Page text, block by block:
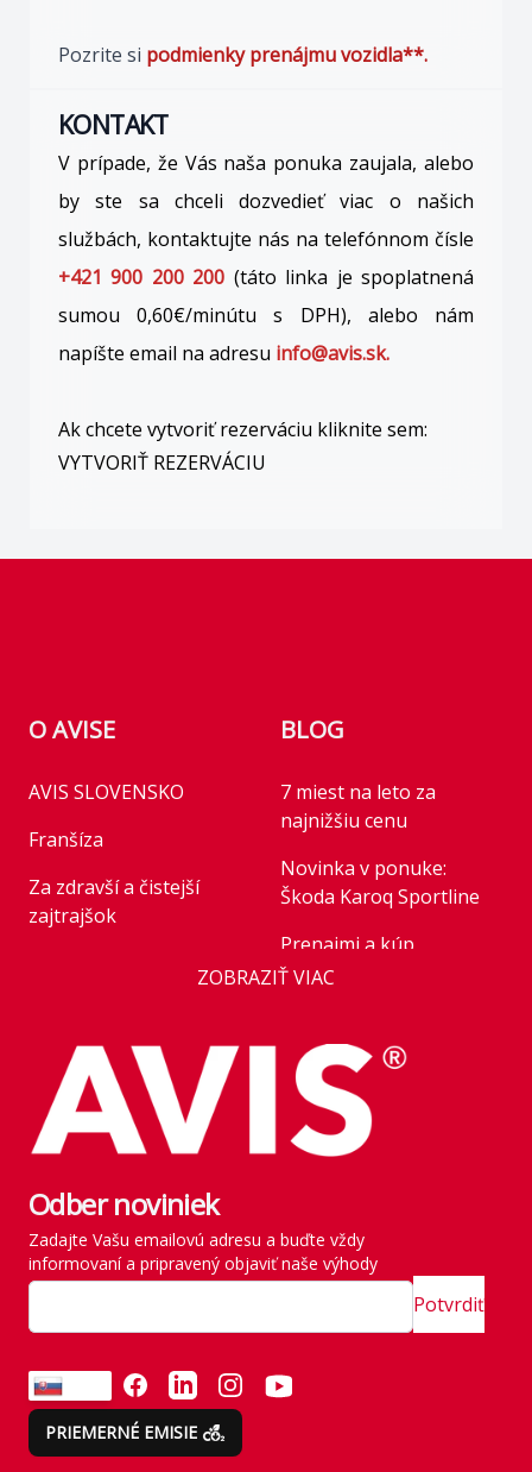
Pozrite si podmienky prenájmu vozidla**.
KONTAKT
V prípade, že Vás naša ponuka zaujala, alebo
by ste sa chceli dozvedieť viac o našich
službách, kontaktujte nás na telefónnom čísle
+421 900 200 200 (táto linka je spoplatnená
sumou 0,60€/minútu s DPH), alebo nám
napíšte email na adresu info@avis.sk.
Ak chcete vytvoriť rezerváciu kliknite sem:
VYTVORIŤ REZERVÁCIU
O AVISE
AVIS SLOVENSKO
Franšíza
Za zdravší a čistejší
zajtrajšok
Kariéra
Franchise
Kľúčoví zamestnanci
História
SITE MAP
BLOG
7 miest na leto za
najnižšiu cenu
Novinka v ponuke:
Škoda Karoq Sportline
Prenajmi a kúp
Novinka v ponuke:
Style Plus
Parkovanie pre rastúce
flotily: nové modely
mobility v roku 2026
Vyzdvihnutie vozidla
Zavádzame vlastné
Odvezte si všetko naraz
ZOBRAZIŤ VIAC
Odber noviniek
Zadajte Vašu emailovú adresu a buďte vždy
informovaní a pripravený objaviť naše výhody
Potvrdiť
FACEBOOKLINKEDININSTAGRAM
YOUTUBE
PRIEMERNÉ EMISIE